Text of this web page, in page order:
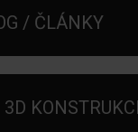
/ ČLÁNKY